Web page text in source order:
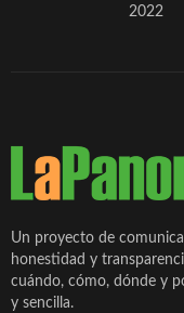
2022
Un proyecto de
honestidad y
cuándo, cómo, dónde y
y sencilla.